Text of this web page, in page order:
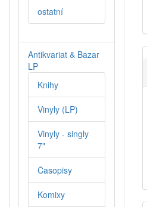
ostatní
Antikvariat & Bazar
LP
Knihy
Vinyly (LP)
Vinyly - singly
7"
Časopisy
Komixy